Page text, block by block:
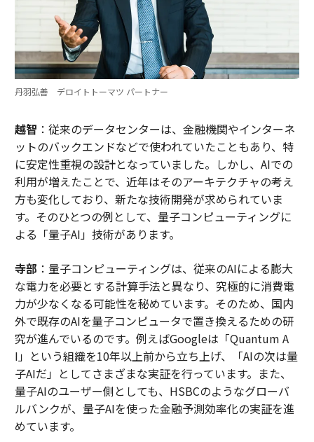
丹羽弘善 デロイトトーマツ パートナー
越智 ：従来のデータセンターは、金融機関やインターネ
ットのバックエンドなどで使われていたこともあり、特
に安定性重視の設計となっていました。しかし、AIでの
利用が増えたことで、近年はそのアーキテクチャの考え
方も変化しており、新たな技術開発が求められていま
す。そのひとつの例として、量子コンピューティングに
よる「量子AI」技術があります。
寺部 ：量子コンピューティングは、従来のAIによる膨大
な電力を必要とする計算手法と異なり、究極的に消費電
力が少なくなる可能性を秘めています。そのため、国内
外で既存のAIを量子コンピュータで置き換えるための研
究が進んでいるのです。例えばGoogleは「Quantum A
I」という組織を10年以上前から立ち上げ、「AIの次は量
子AIだ」としてさまざまな実証を行っています。また、
量子AIのユーザー側としても、HSBCのようなグローバ
ルバンクが、量子AIを使った金融予測効率化の実証を進
めています。